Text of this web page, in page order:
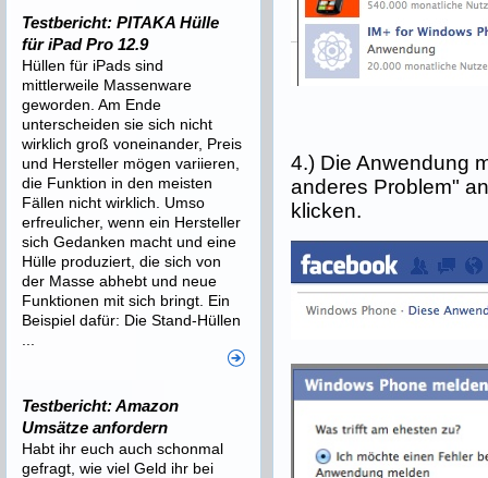
4.) Die Anwendung
anderes Problem"
klicken.
Testbericht: PITAKA Hülle
für iPad Pro 12.9
Hüllen für iPads sind
mittlerweile Massenware
geworden. Am Ende
unterscheiden sie sich nicht
wirklich groß voneinander, Preis
und Hersteller mögen variieren,
die Funktion in den meisten
Fällen nicht wirklich. Umso
erfreulicher, wenn ein Hersteller
sich Gedanken macht und eine
Hülle produziert, die sich von
der Masse abhebt und neue
Funktionen mit sich bringt. Ein
Beispiel dafür: Die Stand-Hüllen
Testbericht: Amazon
Umsätze anfordern
Habt ihr euch auch schonmal
gefragt, wie viel Geld ihr bei